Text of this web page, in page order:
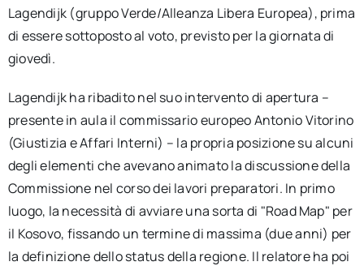
Lagendijk (gruppo Verde/Alleanza Libera Europea), prima
di essere sottoposto al voto, previsto per la giornata di
giovedì.
Lagendijk ha ribadito nel suo intervento di apertura –
presente in aula il commissario europeo Antonio Vitorino
(Giustizia e Affari Interni) – la propria posizione su alcuni
degli elementi che avevano animato la discussione della
Commissione nel corso dei lavori preparatori. In primo
luogo, la necessità di avviare una sorta di "Road Map" per
il Kosovo, fissando un termine di massima (due anni) per
la definizione dello status della regione. Il relatore ha poi